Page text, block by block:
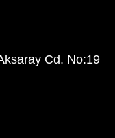
Cd. No:19